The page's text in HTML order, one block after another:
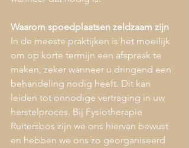
Waarom spoedplaatsen zeldzaam zijn
In de meeste praktijken is het moeilijk
om op korte termijn een afspraak te
maken, zeker wanneer u dringend een
behandeling nodig heeft. Dit kan
leiden tot onnodige vertraging in uw
herstelproces. Bij Fysiotherapie
Ruitersbos zijn we ons hiervan bewust
en hebben we ons zo georganiseerd